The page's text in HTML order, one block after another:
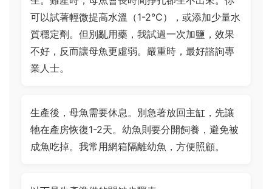
可以試著輕微提高水溫（1-2°C），或添加少量水
質穩定劑。但別亂用藥，我試過一次加鹽，效果
不好，反而讓母魚更虛弱。嚴重時，最好諮詢專
業人士。
生產後，母魚需要休息。別急著放回主缸，先讓
牠在產房恢復1-2天。幼魚則要分開飼養，避免被
成魚吃掉。我常用網箱隔離幼魚，方便照顧。